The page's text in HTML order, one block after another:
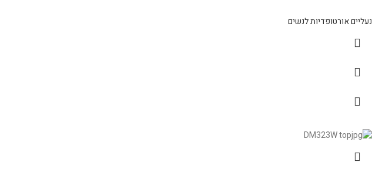
נעליים אורטופדיות לנשים